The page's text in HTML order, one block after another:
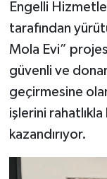
Engelli
tarafından
Mola Evi”
güvenli ve
geçirmesine
işlerini
kazandırıyor.